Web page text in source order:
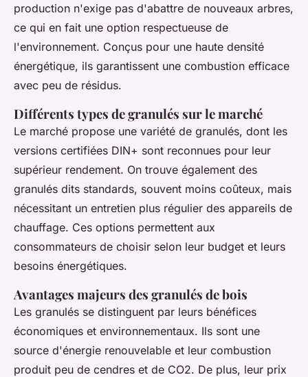
production n'exige pas d'abattre de nouveaux arbres,
ce qui en fait une option respectueuse de
l'environnement. Conçus pour une haute densité
énergétique, ils garantissent une combustion efficace
avec peu de résidus.
Différents types de granulés sur le marché
Le marché propose une variété de granulés, dont les
versions certifiées DIN+ sont reconnues pour leur
supérieur rendement. On trouve également des
granulés dits standards, souvent moins coûteux, mais
nécessitant un entretien plus régulier des appareils de
chauffage. Ces options permettent aux
consommateurs de choisir selon leur budget et leurs
besoins énergétiques.
Avantages majeurs des granulés de bois
Les granulés se distinguent par leurs bénéfices
économiques et environnementaux. Ils sont une
source d'énergie renouvelable et leur combustion
produit peu de cendres et de CO2. De plus, leur prix